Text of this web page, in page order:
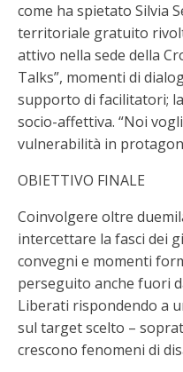
come ha spietato Silvia
territoriale gratuito
attivo nella sede della
Talks”, momenti di
supporto di facilitatori;
socio-affettiva. “Noi
vulnerabilità in
OBIETTIVO FINALE
Coinvolgere oltre
intercettare la fasci dei
convegni e momenti
perseguito anche fuori
Liberati rispondendo a
sul target scelto –
crescono fenomeni di